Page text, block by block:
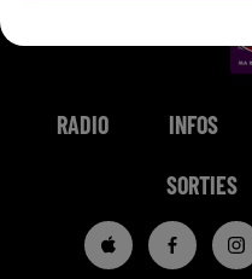
RADIO INFOS
SORTIES